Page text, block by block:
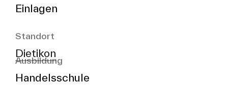
Einlagen
Standort
Dietikon
Ausbildung
Handelsschule